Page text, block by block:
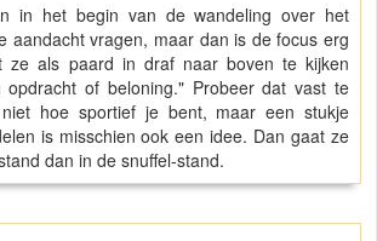
in het begin van de wandeling over het
aandacht vragen, maar dan is de focus erg
ze als paard in draf naar boven te kijken
opdracht of beloning." Probeer dat vast te
hoe sportief je bent, maar een stukje
is misschien ook een idee. Dan gaat ze
dan in de snuffel-stand.